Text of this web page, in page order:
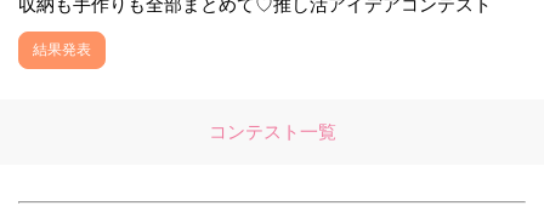
収納も手作りも全部まとめて♡推し活アイデアコンテスト
結果発表
コンテスト一覧